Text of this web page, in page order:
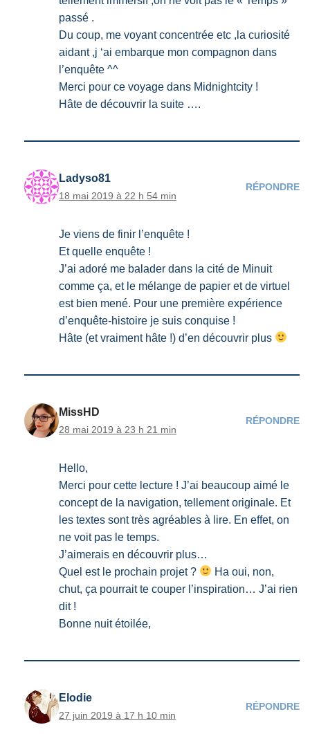
passé .
Du coup, me voyant concentrée etc ,la curiosité
aidant ,j ‘ai embarque mon compagnon dans
l’enquête ^^
Merci pour ce voyage dans Midnightcity !
Hâte de découvrir la suite ….
Ladyso81
18 mai 2019 à 22 h 54 min
RÉPONDRE
Je viens de finir l’enquête !
Et quelle enquête !
J’ai adoré me balader dans la cité de Minuit
comme ça, et le mélange de papier et de virtuel
est bien mené. Pour une première expérience
d’enquête-histoire je suis conquise !
Hâte (et vraiment hâte !) d’en découvrir plus
MissHD
28 mai 2019 à 23 h 21 min
RÉPONDRE
Hello,
Merci pour cette lecture ! J’ai beaucoup aimé le
concept de la navigation, tellement originale. Et
les textes sont très agréables à lire. En effet, on
ne voit pas le temps.
J’aimerais en découvrir plus…
Quel est le prochain projet ?
Ha oui, non,
chut, ça pourrait te couper l’inspiration… J’ai rien
dit !
Bonne nuit étoilée,
Elodie
27 juin 2019 à 17 h 10 min
RÉPONDRE